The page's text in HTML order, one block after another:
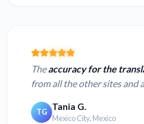
Theaccuracy for the
from all the other sites and
TG Tania G.
Mexico City, Mexico